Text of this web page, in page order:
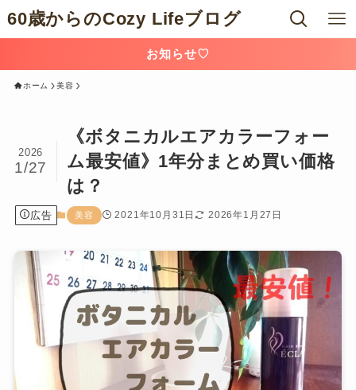
60歳からのCozy Lifeブログ
お知らせ♡
ホーム 美容
《ボタニカルエアカラーフォー
ム最安値》1年分まとめ買い価格
は？
2026
1/27
広告 美容 2021年10月31日 2026年1月27日